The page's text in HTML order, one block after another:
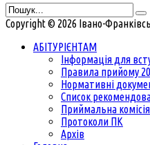
Copyright © 2026 Івано-
АБІТУРІЄНТАМ
Інформація для
Правила прийому
Нормативні
Список
Приймальна комісія
Протоколи ПК
Архів